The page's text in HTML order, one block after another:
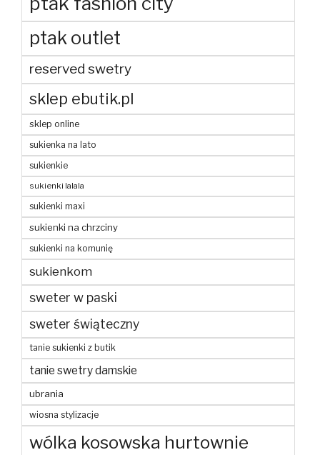
ptak outlet
reserved swetry
sklep ebutik.pl
sklep online
sukienka na lato
sukienkie
sukienki lalala
sukienki maxi
sukienki na chrzciny
sukienki na komunię
sukienkom
sweter w paski
sweter świąteczny
tanie sukienki z butik
tanie swetry damskie
ubrania
wiosna stylizacje
wólka kosowska hurtownie